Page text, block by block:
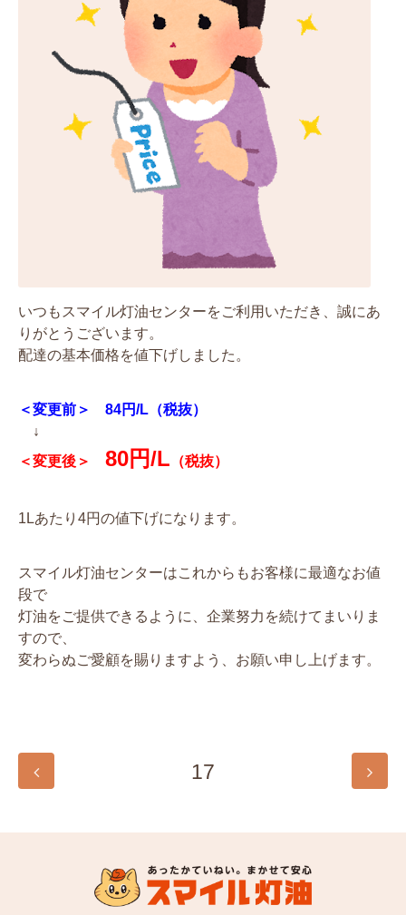
いつもスマイル灯油センターをご利用いただき、誠にあ
りがとうございます。
配達の基本価格を値下げしました。
＜変更前＞ 84円/L（税抜）
↓
＜変更後＞ 80円/L （税抜）
1Lあたり4円の値下げになります。
スマイル灯油センターはこれからもお客様に最適なお値
段で
灯油をご提供できるように、企業努力を続けてまいりま
すので、
変わらぬご愛顧を賜りますよう、お願い申し上げます。
17